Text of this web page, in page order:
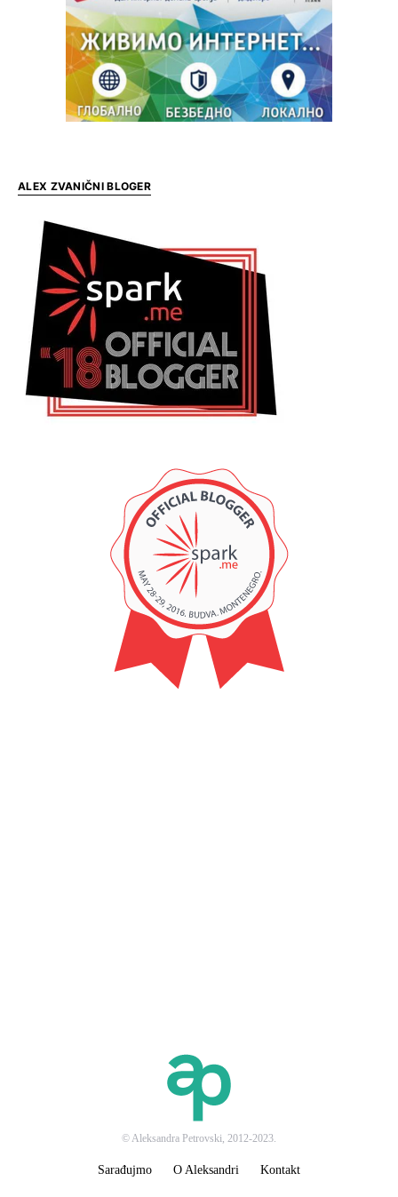
ALEX ZVANIČNI BLOGER
© Aleksandra Petrovski, 2012-2023.
Sarađujmo O Aleksandri Kontakt